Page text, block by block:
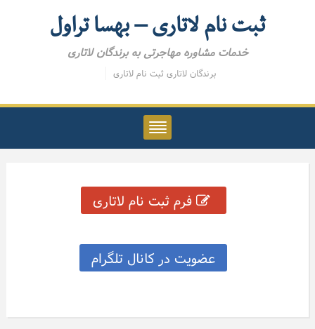
ثبت نام لاتاری – بهسا تراول
خدمات مشاوره مهاجرتی به برندگان لاتاری
برندگان لاتاری ثبت نام لاتاری
فرم ثبت نام لاتاری
عضویت در کانال تلگرام